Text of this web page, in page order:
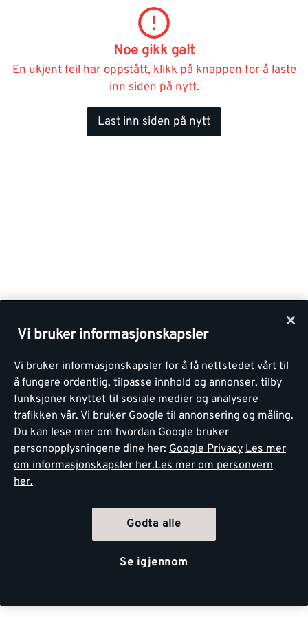
Noe gikk galt
En ukjent feil har oppstått, klikk på knappen for å laste
inn siden på nytt.
Last inn siden på nytt
Vi bruker informasjonskapsler
Vi bruker informasjonskapsler for å få nettstedet vårt til
å fungere ordentlig, tilpasse innhold og annonser, tilby
funksjoner knyttet til sosiale medier og analysere
trafikken vår. Vi bruker Google til annonsering og måling.
Du kan lese mer om hvordan Google bruker
personopplysningene dine her: Google Privacy Les mer
om informasjonskapsler her.Les mer om personvern
her.
Godta alle
Se igjennom